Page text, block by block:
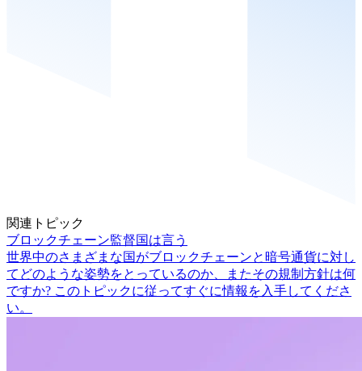
関連トピック
ブロックチェーン監督国は言う
世界中のさまざまな国がブロックチェーンと暗号通貨に対し
てどのような姿勢をとっているのか、またその規制方針は何
ですか? このトピックに従ってすぐに情報を入手してくださ
い。